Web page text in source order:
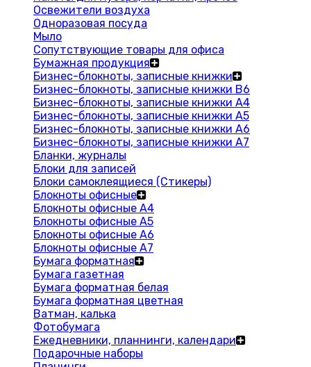
Освежители воздуха
Одноразовая посуда
Мыло
Сопутствующие товары для офиса
Бумажная продукция
Бизнес-блокноты, записные книжки
Бизнес-блокноты, записные книжки В6
Бизнес-блокноты, записные книжки A4
Бизнес-блокноты, записные книжки А5
Бизнес-блокноты, записные книжки А6
Бизнес-блокноты, записные книжки А7
Бланки, журналы
Блоки для записей
Блоки самоклеящиеся (Стикеры)
Блокноты офисные
Блокноты офисные A4
Блокноты офисные A5
Блокноты офисные A6
Блокноты офисные A7
Бумага форматная
Бумага газетная
Бумага форматная белая
Бумага форматная цветная
Ватман, калька
Фотобумага
Ежедневники, планнинги, календари
Подарочные наборы